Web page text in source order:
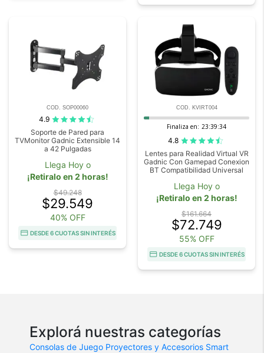
COD. SOP00060
4.9
Soporte de Pared para
TVMonitor Gadnic Extensible 14
a 42 Pulgadas
Llega Hoy o
¡Retiralo en 2 horas!
$49.248
$29.549
40% OFF
DESDE 6 CUOTAS SIN INTERÉS
COD. KVIRT004
Finaliza en: 23:39:33
4.8
Lentes para Realidad Virtual VR
Gadnic Con Gamepad Conexion
BT Compatibilidad Universal
Llega Hoy o
¡Retiralo en 2 horas!
$161.664
$72.749
55% OFF
DESDE 6 CUOTAS SIN INTERÉS
Explorá nuestras categorías
Consolas de Juego Proyectores y Accesorios Smart